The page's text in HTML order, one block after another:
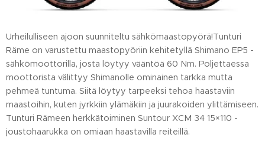
Urheilulliseen ajoon suunniteltu sähkömaastopyörä!Tunturi
Räme on varustettu maastopyöriin kehitetyllä Shimano EP5 -
sähkömoottorilla, josta löytyy vääntöä 60 Nm. Poljettaessa
moottorista välittyy Shimanolle ominainen tarkka mutta
pehmeä tuntuma. Siitä löytyy tarpeeksi tehoa haastaviin
maastoihin, kuten jyrkkiin ylämäkiin ja juurakoiden ylittämiseen.
Tunturi Rämeen herkkätoiminen Suntour XCM 34 15×110 -
joustohaarukka on omiaan haastavilla reiteillä.